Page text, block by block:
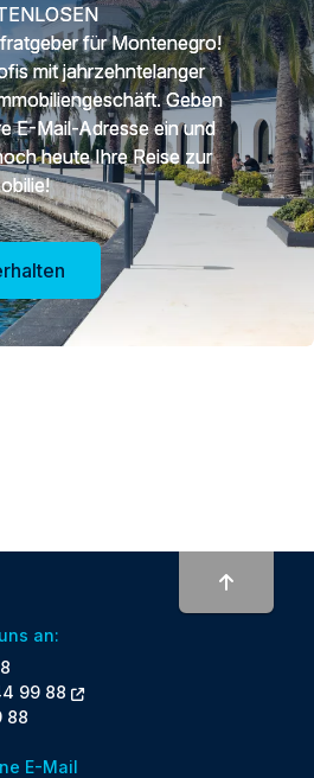
für Montenegro!
mit jahrzehntelanger
Geben
E-Mail-Adresse ein und
heute Ihre Reise zur
an:
99 88
88
E-Mail
To top